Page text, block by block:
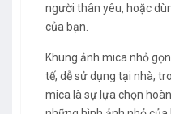
người thân yêu, hoặc
của bạn.
Khung ảnh mica nhỏ
tế, dễ sử dụng tại nhà,
mica là sự lựa chọn